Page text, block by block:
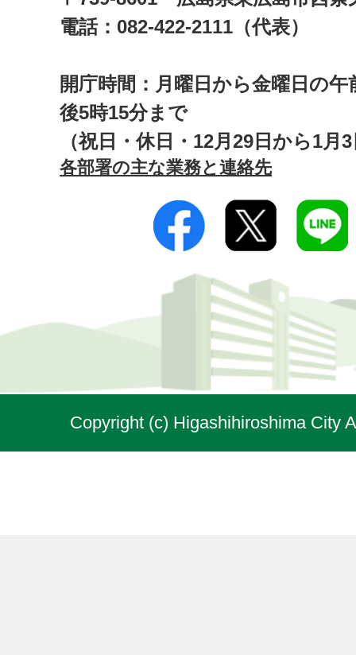
電話：082-422-2111（代表）
開庁時間：月曜日から金曜日の午
後5時15分まで
（祝日・休日・12月29日から1月
各部署の主な業務と連絡先
Copyright (c) Higashihiroshima City